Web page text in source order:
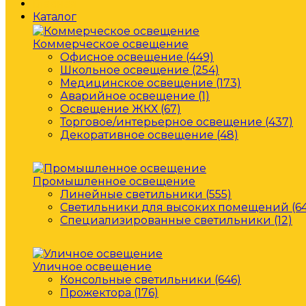
Каталог
Коммерческое освещение
Офисное освещение (449)
Школьное освещение (254)
Медицинское освещение (173)
Аварийное освещение (1)
Освещение ЖКХ (67)
Торговое/интерьерное освещение (437)
Декоративное освещение (48)
Промышленное освещение
Линейные светильники (555)
Светильники для высоких помещений
Специализированные светильники (12)
Уличное освещение
Консольные светильники (646)
Прожектора (176)